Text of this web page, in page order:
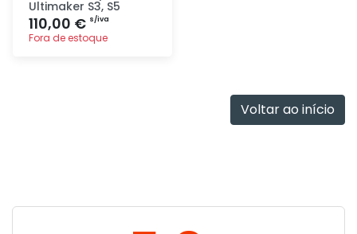
Ultimaker S3, S5
110,00 € s/iva
Fora de estoque
Voltar ao início